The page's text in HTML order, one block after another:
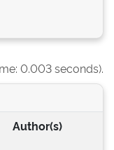
0.003 seconds).
Author(s)